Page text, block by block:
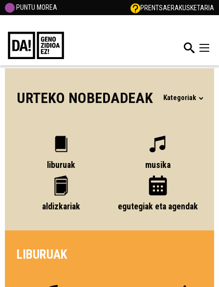
PUNTU MOREA PRENTSAERAKUSKETARIA
URTEKO NOBEDADEAK Kategoriak
liburuak musika
aldizkariak egutegiak eta agendak
LIBURUAK